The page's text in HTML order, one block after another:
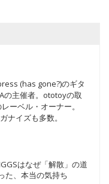
(has gone?)のギタ
の主催者。ototoyの取
ーベル・オーナー。
ナイズも多数。
はなぜ「解散」の道
た、本当の気持ち